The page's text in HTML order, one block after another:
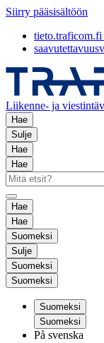
Siirry pääsisältöön
tieto.traficom.fi
Liikenne- ja
Hae
Sulje
Hae
Hae
Hae
Hae
Suomeksi
Sulje
Suomeksi
Suomeksi
Suomeksi
Suomeksi
På svenska